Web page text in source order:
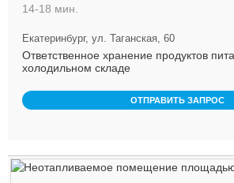
14-18 мин.
Екатеринбург, ул. Таганская, 60
Ответственное хранение продуктов
холодильном складе
ОТПРАВИТЬ ЗАПРОС